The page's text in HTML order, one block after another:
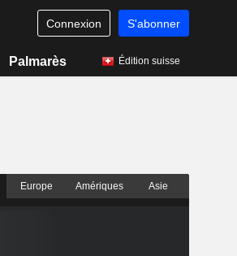
Connexion S'abonner
Palmarès Édition suisse
Europe Amériques Asie